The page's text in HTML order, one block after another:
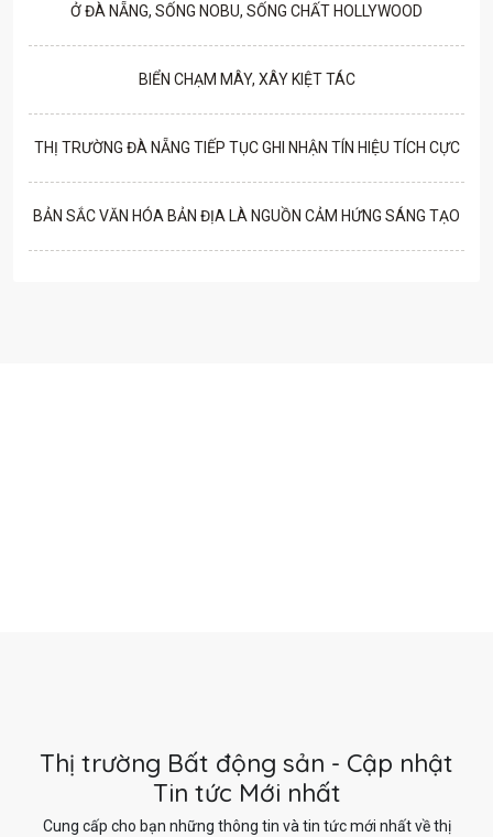
Ở ĐÀ NẴNG, SỐNG NOBU, SỐNG CHẤT HOLLYWOOD
BIỂN CHẠM MÂY, XÂY KIỆT TÁC
THỊ TRƯỜNG ĐÀ NẴNG TIẾP TỤC GHI NHẬN TÍN HIỆU TÍCH CỰC
BẢN SẮC VĂN HÓA BẢN ĐỊA LÀ NGUỒN CẢM HỨNG SÁNG TẠO
Thị trường Bất động sản - Cập nhật
Tin tức Mới nhất
Cung cấp cho bạn những thông tin và tin tức mới nhất về thị